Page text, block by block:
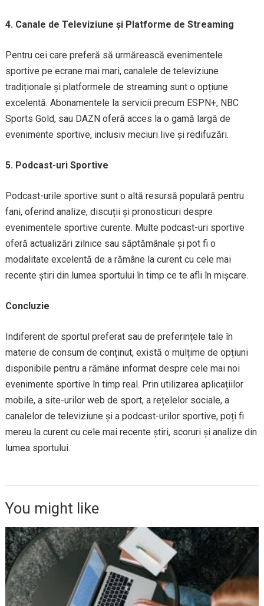
4. Canale de Televiziune și Platforme de Streaming
Pentru cei care preferă să urmărească evenimentele
sportive pe ecrane mai mari, canalele de televiziune
tradiționale și platformele de streaming sunt o opțiune
excelentă. Abonamentele la servicii precum ESPN+, NBC
Sports Gold, sau DAZN oferă acces la o gamă largă de
evenimente sportive, inclusiv meciuri live și redifuzări.
5. Podcast-uri Sportive
Podcast-urile sportive sunt o altă resursă populară pentru
fani, oferind analize, discuții și pronosticuri despre
evenimentele sportive curente. Multe podcast-uri sportive
oferă actualizări zilnice sau săptămânale și pot fi o
modalitate excelentă de a rămâne la curent cu cele mai
recente știri din lumea sportului în timp ce te afli în mișcare.
Concluzie
Indiferent de sportul preferat sau de preferințele tale în
materie de consum de conținut, există o mulțime de opțiuni
disponibile pentru a rămâne informat despre cele mai noi
evenimente sportive în timp real. Prin utilizarea aplicațiilor
mobile, a site-urilor web de sport, a rețelelor sociale, a
canalelor de televiziune și a podcast-urilor sportive, poți fi
mereu la curent cu cele mai recente știri, scoruri și analize din
lumea sportului.
You might like